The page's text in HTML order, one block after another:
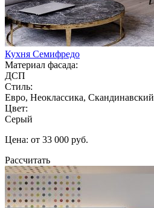
Кухня Семифредо
Материал фасада:
ДСП
Стиль:
Евро, Неоклассика, Скандинавский
Цвет:
Серый
Цена: от 33 000 руб.
Рассчитать